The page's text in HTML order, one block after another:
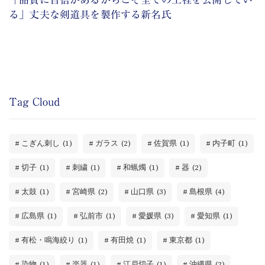
る」丈夫な剣道具を製作する新名氏
Tag Cloud
こぎん刺し (1) ガラス (2) 佐賀県 (1) 内子町 (1)
切子 (1) 刺繍 (1) 和蝋燭 (1) 器 (2)
太鼓 (1) 宮崎県 (2) 山口県 (3) 島根県 (4)
広島県 (1) 弘前市 (1) 愛媛県 (3) 愛知県 (1)
有松・鳴海絞り (1) 有田焼 (1) 東京都 (1)